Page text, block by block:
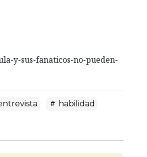
y-sus-fanaticos-no-pueden-
habilidad